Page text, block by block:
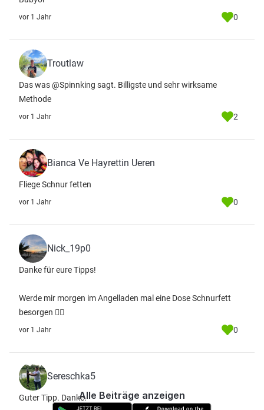
vor 1 Jahr 0
Troutlaw
Das was @Spinnking sagt. Billigste und sehr wirksame
Methode
vor 1 Jahr 2
Bianca Ve Hayrettin Ueren
Fliege Schnur fetten
vor 1 Jahr 0
Nick_19p0
Danke für eure Tipps!
Werde mir morgen im Angelladen mal eine Dose Schnurfett
besorgen 👍🏻
vor 1 Jahr 0
Sereschka5
Guter Tipp. Danke.Alle Beiträge anzeigen